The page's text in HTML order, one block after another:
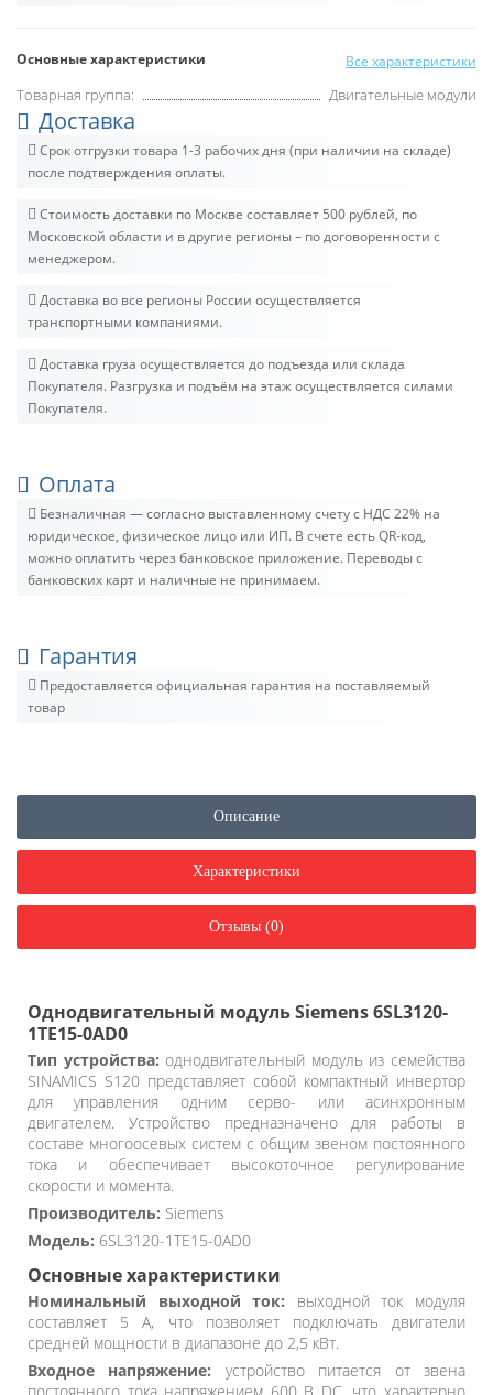
Основные характеристики Все характеристики
Товарная группа: Двигательные модули
Доставка
Срок отгрузки товара 1-3 рабочих дня (при наличии на складе)
после подтверждения оплаты.
Стоимость доставки по Москве составляет 500 рублей, по
Московской области и в другие регионы – по договоренности с
менеджером.
Доставка во все регионы России осуществляется
транспортными компаниями.
Доставка груза осуществляется до подъезда или склада
Покупателя. Разгрузка и подъём на этаж осуществляется силами
Покупателя.
Оплата
Безналичная — согласно выставленному счету c НДС 22% на
юридическое, физическое лицо или ИП. В счете есть QR-код,
можно оплатить через банковское приложение. Переводы с
банковских карт и наличные не принимаем.
Гарантия
Предоставляется официальная гарантия на поставляемый
товар
Описание
Характеристики
Отзывы (0)
Однодвигательный модуль Siemens 6SL3120-
1TE15-0AD0
Тип устройства: однодвигательный модуль из семейства
SINAMICS S120 представляет собой компактный инвертор
для управления одним серво- или асинхронным
двигателем. Устройство предназначено для работы в
составе многоосевых систем с общим звеном постоянного
тока и обеспечивает высокоточное регулирование
скорости и момента.
Производитель: Siemens
Модель: 6SL3120-1TE15-0AD0
Основные характеристики
Номинальный выходной ток: выходной ток модуля
составляет 5 А, что позволяет подключать двигатели
средней мощности в диапазоне до 2,5 кВт.
Входное напряжение: устройство питается от звена